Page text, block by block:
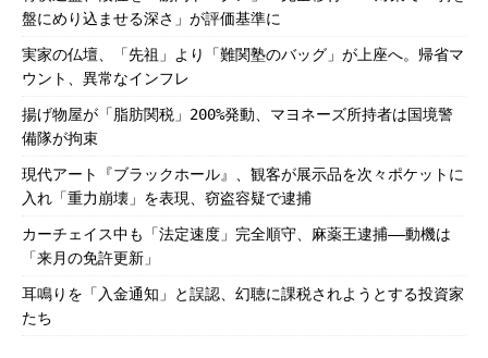
盤にめり込ませる深さ」が評価基準に
実家の仏壇、「先祖」より「難関塾のバッグ」が上座へ。帰省マ
ウント、異常なインフレ
揚げ物屋が「脂肪関税」200%発動、マヨネーズ所持者は国境警
備隊が拘束
現代アート『ブラックホール』、観客が展示品を次々ポケットに
入れ「重力崩壊」を表現、窃盗容疑で逮捕
カーチェイス中も「法定速度」完全順守、麻薬王逮捕――動機は
「来月の免許更新」
耳鳴りを「入金通知」と誤認、幻聴に課税されようとする投資家
たち